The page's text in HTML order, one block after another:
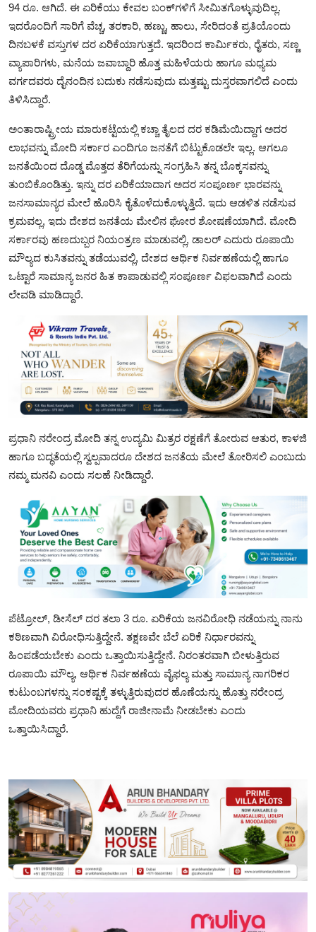
94 ರೂ. ಆಗಿದೆ. ಈ ಏರಿಕೆಯು ಕೇವಲ ಬಂಕ್‌ಗಳಿಗೆ ಸೀಮಿತಗೊಳ್ಳುವುದಿಲ್ಲ.
ಇದರೊಂದಿಗೆ ಸಾರಿಗೆ ವೆಚ್ಚ, ತರಕಾರಿ, ಹಣ್ಣು, ಹಾಲು, ಸೇರಿದಂತೆ ಪ್ರತಿಯೊಂದು
ದಿನಬಳಕೆ ವಸ್ತುಗಳ ದರ ಏರಿಕೆಯಾಗುತ್ತದೆ. ಇದರಿಂದ ಕಾರ್ಮಿಕರು, ರೈತರು, ಸಣ್ಣ
ವ್ಯಾಪಾರಿಗಳು, ಮನೆಯ ಜವಾಬ್ದಾರಿ ಹೊತ್ತ ಮಹಿಳೆಯರು ಹಾಗೂ ಮಧ್ಯಮ
ವರ್ಗದವರು ದೈನಂದಿನ ಬದುಕು ನಡೆಸುವುದು ಮತ್ತಷ್ಟು ದುಸ್ತರವಾಗಲಿದೆ ಎಂದು
ತಿಳಿಸಿದ್ದಾರೆ.
ಅಂತಾರಾಷ್ಟ್ರೀಯ ಮಾರುಕಟ್ಟೆಯಲ್ಲಿ ಕಚ್ಚಾ ತೈಲದ ದರ ಕಡಿಮೆಯಿದ್ದಾಗ ಅದರ
ಲಾಭವನ್ನು ಮೋದಿ ಸರ್ಕಾರ ಎಂದಿಗೂ ಜನತೆಗೆ ಬಿಟ್ಟುಕೊಡಲೇ ಇಲ್ಲ. ಆಗಲೂ
ಜನತೆಯಿಂದ ದೊಡ್ಡ ಮೊತ್ತದ ತೆರಿಗೆಯನ್ನು ಸಂಗ್ರಹಿಸಿ ತನ್ನ ಬೊಕ್ಕಸವನ್ನು
ತುಂಬಿಕೊಂಡಿತ್ತು. ಇನ್ನು ದರ ಏರಿಕೆಯಾದಾಗ ಅದರ ಸಂಪೂರ್ಣ ಭಾರವನ್ನು
ಜನಸಾಮಾನ್ಯರ ಮೇಲೆ ಹೊರಿಸಿ ಕೈತೊಳೆದುಕೊಳ್ಳುತ್ತಿದೆ. ಇದು ಆಡಳಿತ ನಡೆಸುವ
ಕ್ರಮವಲ್ಲ, ಇದು ದೇಶದ ಜನತೆಯ ಮೇಲಿನ ಘೋರ ಶೋಷಣೆಯಾಗಿದೆ. ಮೋದಿ
ಸರ್ಕಾರವು ಹಣದುಬ್ಬರ ನಿಯಂತ್ರಣ ಮಾಡುವಲ್ಲಿ, ಡಾಲರ್‌ ಎದುರು ರೂಪಾಯಿ
ಮೌಲ್ಯದ ಕುಸಿತವನ್ನು ತಡೆಯುವಲ್ಲಿ, ದೇಶದ ಆರ್ಥಿಕ ನಿರ್ವಹಣೆಯಲ್ಲಿ ಹಾಗೂ
ಒಟ್ಟಾರೆ ಸಾಮಾನ್ಯ ಜನರ ಹಿತ ಕಾಪಾಡುವಲ್ಲಿ ಸಂಪೂರ್ಣ ವಿಫಲವಾಗಿದೆ ಎಂದು
ಲೇವಡಿ ಮಾಡಿದ್ದಾರೆ.
ಪ್ರಧಾನಿ ನರೇಂದ್ರ ಮೋದಿ ತನ್ನ ಉದ್ಯಮಿ ಮಿತ್ರರ ರಕ್ಷಣೆಗೆ ತೋರುವ ಆತುರ, ಕಾಳಜಿ
ಹಾಗೂ ಬದ್ಧತೆಯಲ್ಲಿ ಸ್ವಲ್ಪವಾದರೂ ದೇಶದ ಜನತೆಯ ಮೇಲೆ ತೋರಿಸಲಿ ಎಂಬುದು
ನಮ್ಮ ಮನವಿ ಎಂದು ಸಲಹೆ ನೀಡಿದ್ದಾರೆ.
ಪೆಟ್ರೋಲ್‌, ಡೀಸೆಲ್‌ ದರ ತಲಾ 3 ರೂ. ಏರಿಕೆಯ ಜನವಿರೋಧಿ ನಡೆಯನ್ನು ನಾನು
ಕಠಿಣವಾಗಿ ವಿರೋಧಿಸುತ್ತಿದ್ದೇನೆ. ತಕ್ಷಣವೇ ಬೆಲೆ ಏರಿಕೆ ನಿರ್ಧಾರವನ್ನು
ಹಿಂಪಡೆಯಬೇಕು ಎಂದು ಒತ್ತಾಯಿಸುತ್ತಿದ್ದೇನೆ. ನಿರಂತರವಾಗಿ ಬೀಳುತ್ತಿರುವ
ರೂಪಾಯಿ ಮೌಲ್ಯ, ಆರ್ಥಿಕ ನಿರ್ವಹಣೆಯ ವೈಫಲ್ಯ ಮತ್ತು ಸಾಮಾನ್ಯ ನಾಗರಿಕರ
ಕುಟುಂಬಗಳನ್ನು ಸಂಕಷ್ಟಕ್ಕೆ ತಳ್ಳುತ್ತಿರುವುದರ ಹೊಣೆಯನ್ನು ಹೊತ್ತು ನರೇಂದ್ರ
ಮೋದಿಯವರು ಪ್ರಧಾನಿ ಹುದ್ದೆಗೆ ರಾಜೀನಾಮೆ ನೀಡಬೇಕು ಎಂದು
ಒತ್ತಾಯಿಸಿದ್ದಾರೆ.